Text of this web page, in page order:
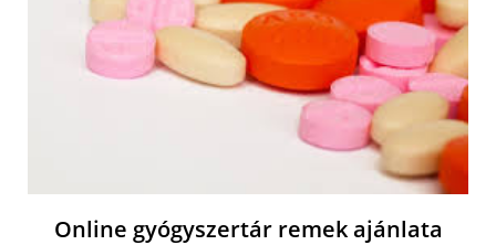
Online gyógyszertár remek ajánlata